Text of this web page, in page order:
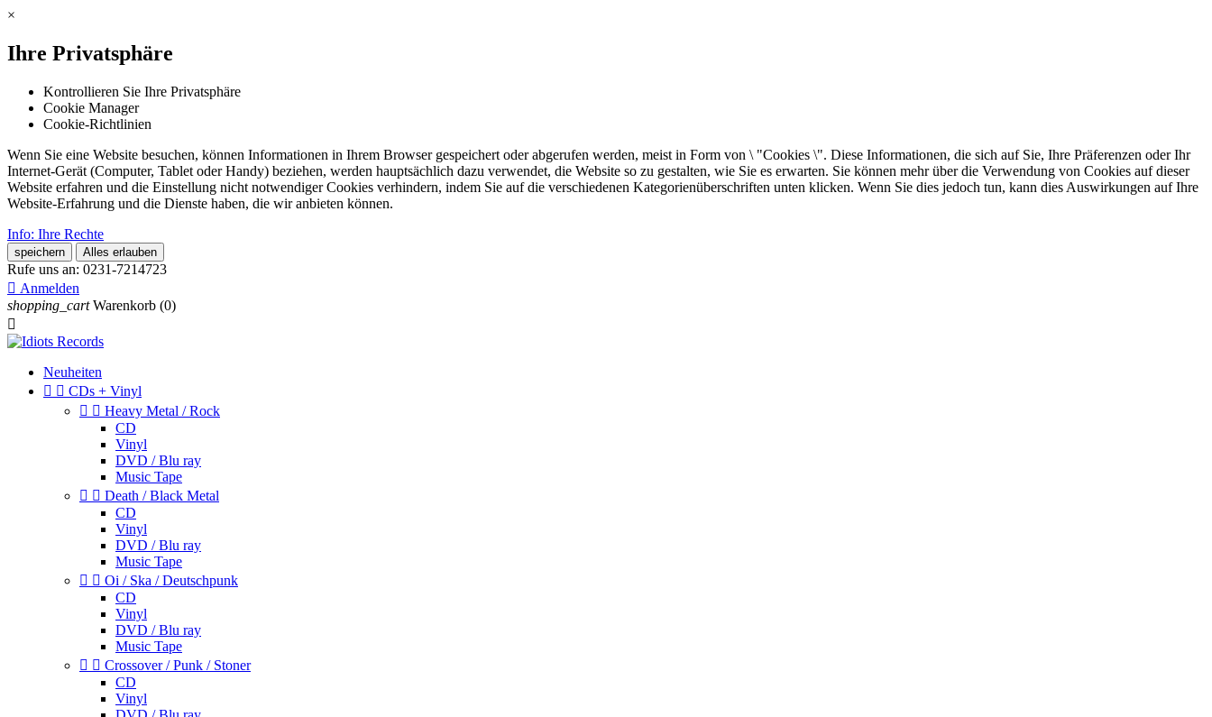
×
Ihre Privatsphäre
Kontrollieren Sie Ihre Privatsphäre
Cookie Manager
Cookie-Richtlinien
Wenn Sie eine Website besuchen, können Informationen in Ihrem Browser gespeichert oder abgerufen werden, meist in Form von \ "Cookies \". Diese Informationen, die sich auf Sie, Ihre Präferenzen oder Ihr
Internet-Gerät (Computer, Tablet oder Handy) beziehen, werden hauptsächlich dazu verwendet, die Website so zu gestalten, wie Sie es erwarten. Sie können mehr über die Verwendung von Cookies auf dieser
Website erfahren und die Einstellung nicht notwendiger Cookies verhindern, indem Sie auf die verschiedenen Kategorienüberschriften unten klicken. Wenn Sie dies jedoch tun, kann dies Auswirkungen auf Ihre
Website-Erfahrung und die Dienste haben, die wir anbieten können.
Info: Ihre Rechte
speichern Alles erlauben
Rufe uns an: 0231-7214723
 Anmelden
shopping_cart Warenkorb (0)

Neuheiten
  CDs + Vinyl
  Heavy Metal / Rock
CD
Vinyl
DVD / Blu ray
Music Tape
  Death / Black Metal
CD
Vinyl
DVD / Blu ray
Music Tape
  Oi / Ska / Deutschpunk
CD
Vinyl
DVD / Blu ray
Music Tape
  Crossover / Punk / Stoner
CD
Vinyl